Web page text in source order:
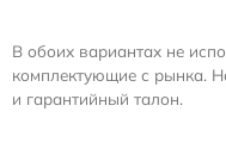
В обоих вариантах не
комплектующие с рынка.
и гарантийный талон.